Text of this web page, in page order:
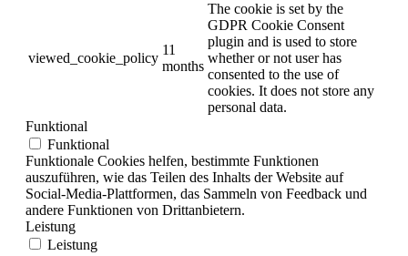
viewed_cookie_policy
11
months
The cookie is set by the
GDPR Cookie Consent
plugin and is used to store
whether or not user has
consented to the use of
cookies. It does not store any
personal data.
Funktional
Funktional
Funktionale Cookies helfen, bestimmte Funktionen
auszuführen, wie das Teilen des Inhalts der Website auf
Social-Media-Plattformen, das Sammeln von Feedback und
andere Funktionen von Drittanbietern.
Leistung
Leistung